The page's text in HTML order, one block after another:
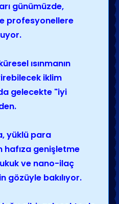
günümüzde,
profesyonellere
ısınmanın
iklim
gelecekte "iyi
yüklü para
hafıza genişletme
ve nano-ilaç
gözüyle bakılıyor.